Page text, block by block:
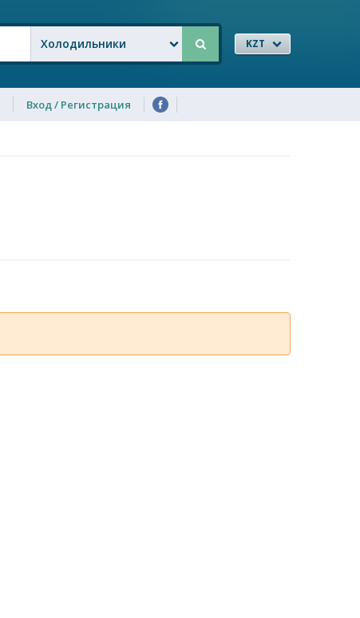
Холодильники KZT
Вход / Регистрация